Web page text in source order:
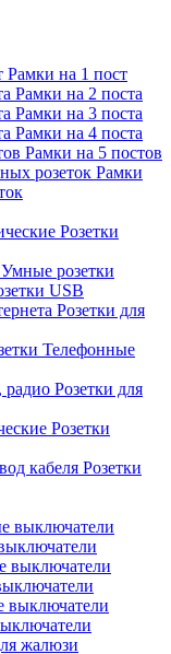
Рамки на 1 пост
Рамки на 2 поста
Рамки на 3 поста
Рамки на 4 поста
Рамки на 5 постов
Рамки
Розетки
Умные розетки
USB
Розетки для
Телефонные
Розетки для
Розетки
Розетки